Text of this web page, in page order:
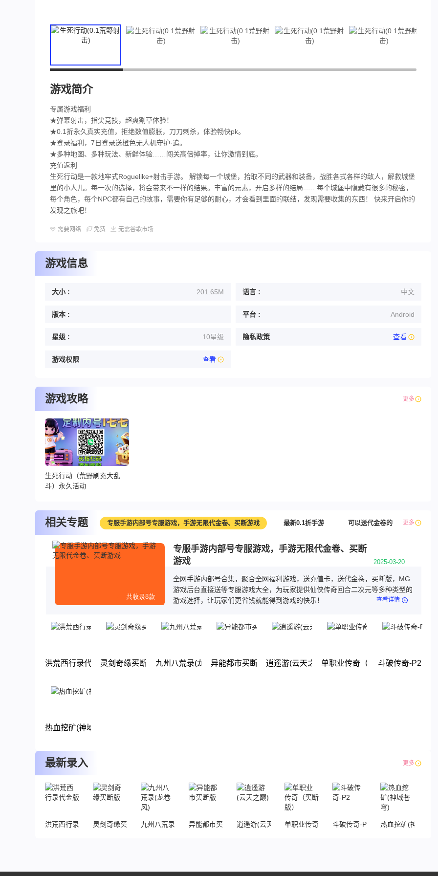
游戏简介
专属游戏福利
★弹幕射击，指尖竞技，超爽割草体验！
★0.1折永久真实充值，拒绝数值膨胀，刀刀刺杀，体验畅快pk。
★登录福利，7日登录送橙色无人机守护·追。
★多种地图、多种玩法、新鲜体验……闯关高倍掉率，让你激情到底。
充值返利
生死行动是一款地牢式Roguelike+射击手游。 解锁每一个城堡，拾取不同的武器和装备，战胜各式各样的敌人，解救城堡
里的小人儿。每一次的选择，将会带来不一样的结果。丰富的元素，开启多样的结局...... 每个城堡中隐藏有很多的秘密，
每个角色，每个NPC都有自己的故事，需要你有足够的耐心，才会看到里面的联结，发现需要收集的东西！ 快来开启你的
发现之旅吧！
需要网络 免费 无需谷歌市场
游戏信息
大小 : 201.65M 语言 : 中文
版本 : 平台 : Android
星级 : 10星级 隐私政策 查看
游戏权限 查看
游戏攻略 更多
生死行动（荒野刷充大乱
斗）永久活动
相关专题 更多
专服手游内部号专服游戏，手游无限代金卷、买断游戏 最新0.1折手游 可以送代金卷的手游推荐，主
共收录8款
专服手游内部号专服游戏，手游无限代金卷、买断
游戏
2025-03-20
全网手游内部号合集，聚合全网福利游戏，送充值卡，送代金卷，买断版，MG
游戏后台直接送等专服游戏大全，为玩家提供仙侠传奇回合二次元等多种类型的
游戏选择，让玩家们更省钱就能得到游戏的快乐！
查看详情
洪荒西行录代金版
下载
灵剑奇缘买断版 九州八荒录(龙卷风)异能都市买断版 逍遥游(云天之巅)单职业传奇（买断版）斗破传奇-P2
热血挖矿(神域苍穹)
最新录入 更多
洪荒西行录代金版灵剑奇缘买断版 九州八荒录(龙卷风)异能都市买断版 逍遥游(云天之巅)单职业传奇（买断版）
斗破传奇-P2 热血挖矿(神域苍